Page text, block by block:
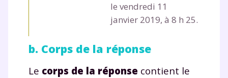
le vendredi 11
janvier 2019, à 8 h 25.
b. Corps de la réponse
Le corps de la réponse contient le